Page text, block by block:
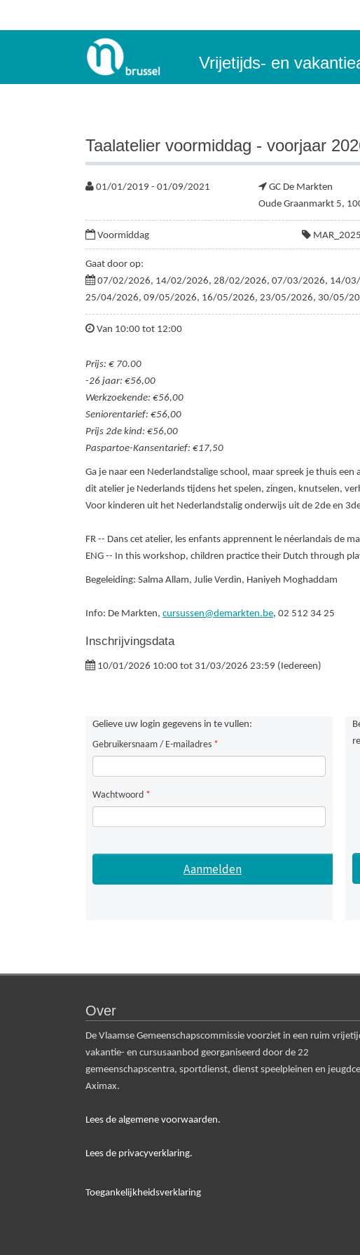
Vrijetijds- en
Taalatelier voormiddag - voorjaar
01/01/2019 - 01/09/2021
GC De Markten
Oude Graanmarkt 5,
Voormiddag
Gaat door op:
07/02/2026, 14/02/2026, 28/02/2026, 07/03/2026, 14/
25/04/2026, 09/05/2026, 16/05/2026, 23/05/2026, 30/05/
Van 10:00 tot 12:00
Prijs: € 70.00
-26 jaar: €56,00
Werkzoekende: €56,00
Seniorentarief: €56,00
Prijs 2de kind: €56,00
Paspartoe-Kansentarief: €17,50
Ga je naar een Nederlandstalige school, maar spreek je thuis
dit atelier je Nederlands tijdens het spelen, zingen, knutselen,
Voor kinderen uit het Nederlandstalig onderwijs uit de 2de en
FR -- Dans cet atelier, les enfants apprennent le néerlandais de
ENG -- In this workshop, children practice their Dutch through
Begeleiding: Salma Allam, Julie Verdin, Haniyeh Moghaddam
Info: De Markten, cursussen@demarkten.be, 02 512 34 25
Inschrijvingsdata
10/01/2026 10:00 tot 31/03/2026 23:59 (Iedereen)
Gelieve uw login gegevens in te vullen:
Gebruikersnaam / E-mailadres *
Wachtwoord *
Over
De Vlaamse Gemeenschapscommissie voorziet in een ruim
vakantie- en cursusaanbod georganiseerd door de 22
gemeenschapscentra, sportdienst, dienst speelpleinen en
Aximax.
Lees de algemene voorwaarden.
Lees de privacyverklaring.
Toegankelijkheidsverklaring